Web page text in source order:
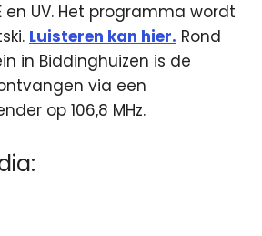
en UV. Het programma wordt
Luisteren kan hier. Rond
in Biddinghuizen is de
via een
op 106,8 MHz.